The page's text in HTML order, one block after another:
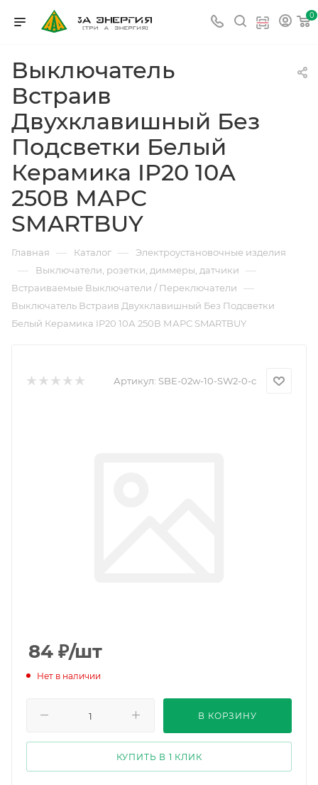
0
Выключатель
Встраив
Двухклавишный Без
Подсветки Белый
Керамика IP20 10А
250В МАРС
SMARTBUY
Главная — Каталог — Электроустановочные изделия
— Выключатели, розетки, диммеры, датчики —
Встраиваемые Выключатели / Переключатели —
Выключатель Встраив Двухклавишный Без Подсветки
Белый Керамика IP20 10А 250В МАРС SMARTBUY
Артикул: SBE-02w-10-SW2-0-c
84 ₽/шт
Нет в наличии
В КОРЗИНУ
КУПИТЬ В 1 КЛИК